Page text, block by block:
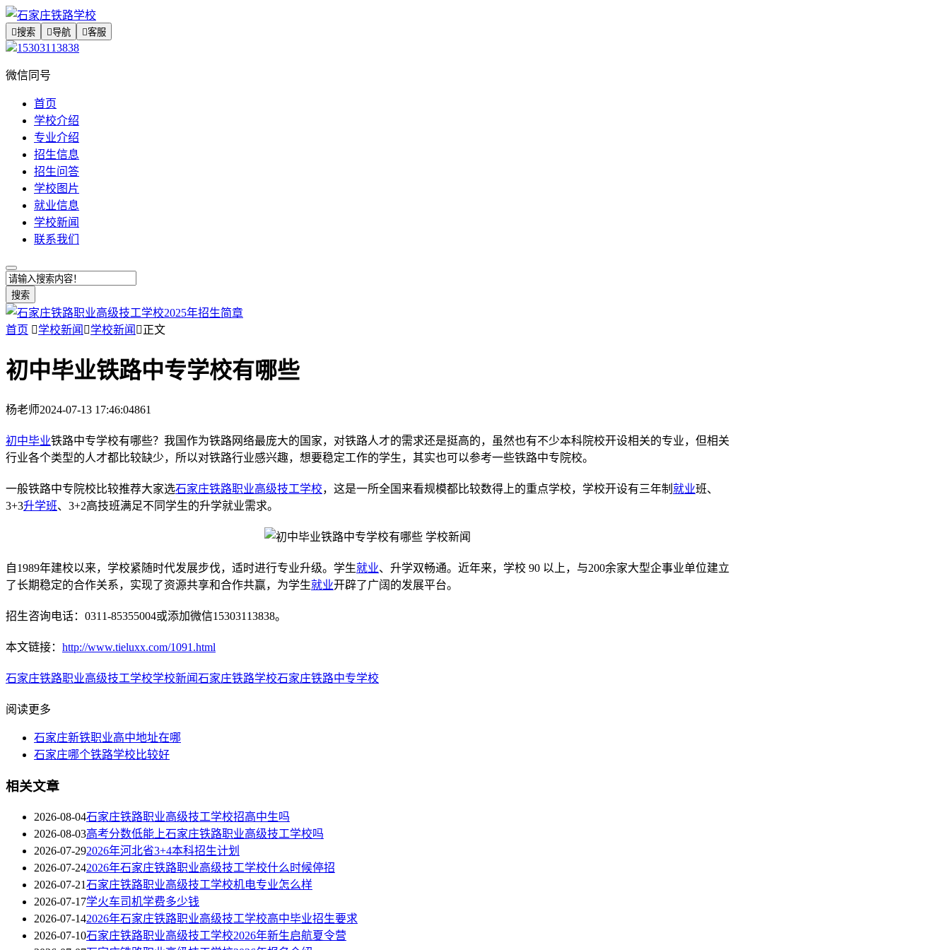
搜索 导航 客服
15303113838
微信同号
首页
学校介绍
专业介绍
招生信息
招生问答
学校图片
就业信息
学校新闻
联系我们
搜索
首页 学校新闻 学校新闻 正文
初中毕业铁路中专学校有哪些
杨老师2024-07-13 17:46:04861
初中毕业铁路中专学校有哪些？我国作为铁路网络最庞大的国家，对铁路人才的需求还是挺高的，虽然也有不少本科院校开设相关的专业，但相关
行业各个类型的人才都比较缺少，所以对铁路行业感兴趣，想要稳定工作的学生，其实也可以参考一些铁路中专院校。
一般铁路中专院校比较推荐大家选石家庄铁路职业高级技工学校，这是一所全国来看规模都比较数得上的重点学校，学校开设有三年制 就业班、
3+3升学班、3+2高技班满足不同学生的升学就业需求。
自1989年建校以来，学校紧随时代发展步伐，适时进行专业升级。学生就业、升学双畅通。近年来，学校 90 以上，与200余家大型企事业单位建立
了长期稳定的合作关系，实现了资源共享和合作共赢，为学生就业开辟了广阔的发展平台。
招生咨询电话：0311-85355004或添加微信15303113838。
本文链接： http://www.tieluxx.com/1091.html
石家庄铁路职业高级技工学校学校新闻石家庄铁路学校石家庄铁路中专学校
阅读更多
石家庄新铁职业高中地址在哪
石家庄哪个铁路学校比较好
相关文章
2026-08-04石家庄铁路职业高级技工学校招高中生吗
2026-08-03高考分数低能上石家庄铁路职业高级技工学校吗
2026-07-292026年河北省3+4本科招生计划
2026-07-242026年石家庄铁路职业高级技工学校什么时候停招
2026-07-21石家庄铁路职业高级技工学校机电专业怎么样
2026-07-17学火车司机学费多少钱
2026-07-142026年石家庄铁路职业高级技工学校高中毕业招生要求
2026-07-10石家庄铁路职业高级技工学校2026年新生启航夏令营